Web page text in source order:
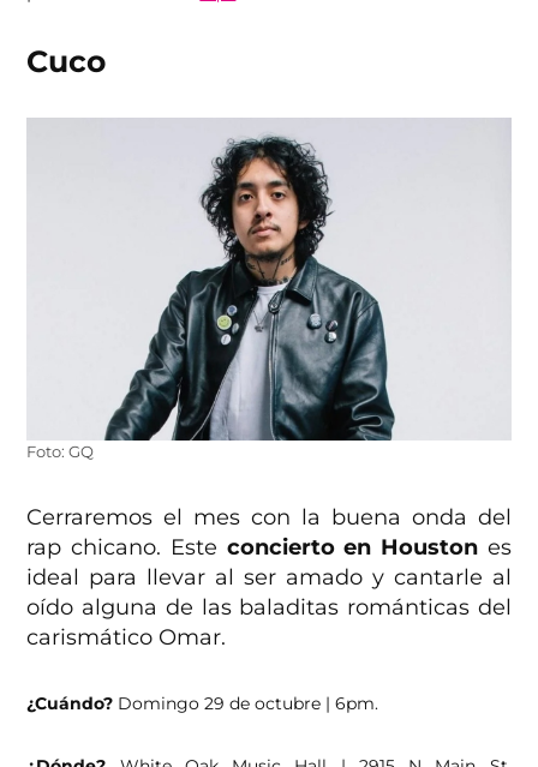
Cuco
Foto: GQ
Cerraremos el mes con la buena onda del
rap chicano. Este concierto en Houstones
ideal para llevar al ser amado y cantarle al
oído alguna de las baladitas románticas del
carismático Omar.
¿Cuándo? Domingo 29 de octubre | 6pm.